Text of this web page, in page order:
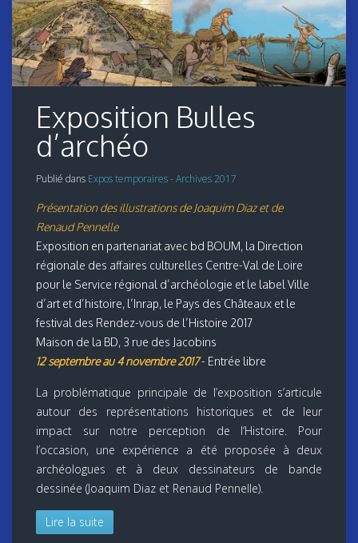
Exposition Bulles
d’archéo
Publié dans Expos temporaires - Archives 2017
Présentation des illustrations de Joaquim Diaz et de
Renaud Pennelle
Exposition en partenariat avec bd BOUM, la Direction
régionale des affaires culturelles Centre-Val de Loire
pour le Service régional d’archéologie et le label Ville
d’art et d’histoire, l’Inrap, le Pays des Châteaux et le
festival des Rendez-vous de l’Histoire 2017
Maison de la BD, 3 rue des Jacobins
12 septembre au 4 novembre 2017- Entrée libre
La problématique principale de l’exposition s’articule
autour des représentations historiques et de leur
impact sur notre perception de l’Histoire. Pour
l’occasion, une expérience a été proposée à deux
archéologues et à deux dessinateurs de bande
dessinée (Joaquim Diaz et Renaud Pennelle).
Lire la suite